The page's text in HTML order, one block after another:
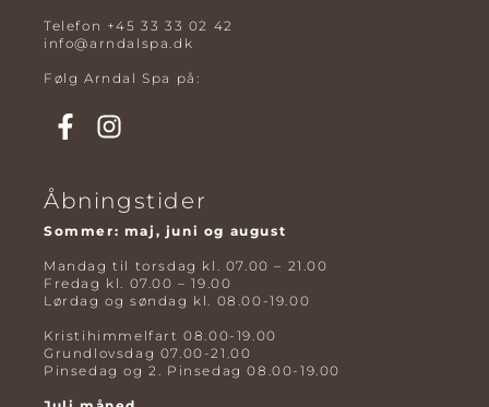
Telefon +45 33 33 02 42
info@arndalspa.dk
Følg Arndal Spa på:
Åbningstider
Sommer: maj, juni og august
Mandag til torsdag kl. 07.00 – 21.00
Fredag kl. 07.00 – 19.00
Lørdag og søndag kl. 08.00-19.00
Kristihimmelfart 08.00-19.00
Grundlovsdag 07.00-21.00
Pinsedag og 2. Pinsedag 08.00-19.00